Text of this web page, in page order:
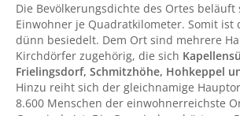
Die Bevölkerungsdichte des Ortes beläuft
Einwohner je Quadratkilometer. Somit ist
dünn besiedelt. Dem Ort sind mehrere
Kirchdörfer zugehörig, die sich
Frielingsdorf, Schmitzhöhe, Hohkeppel
Hinzu reiht sich der gleichnamige
8.600 Menschen der einwohnerreichste